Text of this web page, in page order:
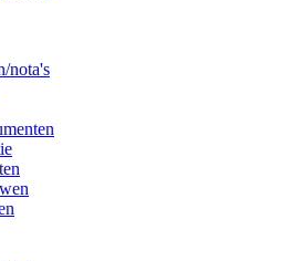
nota's